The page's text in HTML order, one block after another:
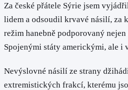
Za české přátele Sýrie jsem
lidem a odsoudil krvavé násilí, za
režim hanebně podporovaný
Spojenými státy americkými, ale
Nevýslovné násilí ze strany
extremistických frakcí, kterému